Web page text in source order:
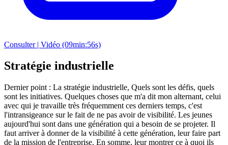
Consulter | Vidéo (09min:56s)
Stratégie industrielle
Dernier point : La stratégie industrielle, Quels sont les défis, quels
sont les initiatives. Quelques choses que m'a dit mon alternant, celui
avec qui je travaille très fréquemment ces derniers temps, c'est
l'intransigeance sur le fait de ne pas avoir de visibilité. Les jeunes
aujourd'hui sont dans une génération qui a besoin de se projeter. Il
faut arriver à donner de la visibilité à cette génération, leur faire part
de la mission de l'entreprise. En somme, leur montrer ce à quoi ils